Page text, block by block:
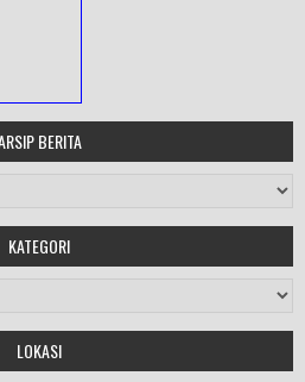
BERITA
KATEGORI
LOKASI